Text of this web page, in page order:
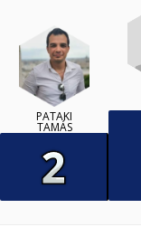
PATAKI
TAMÁS